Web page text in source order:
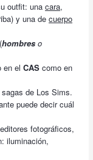
outfit: una cara,
y una de cuerpo
(hombres o
en el CAS como en
de Los Sims.
puede decir cuál
fotográficos,
iluminación,